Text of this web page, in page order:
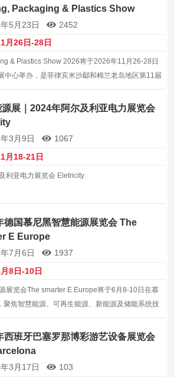
Packaging & Plastics Show
11届）
5月23日
2452
月26日-28日
& Plastics Show 2026将于2026年11月26-28日
中心举办，是菲律宾米沙鄢和棉兰老岛地区第11届
会。
展｜2024年阿尔及利亚电力展览会
3月9日
1067
月18-21日
利亚电力展览会 Eletricity
德国慕尼黑智慧能源展览会 The
E Europe
7月6日
1937
8日-10日
展览会The smarter E Europe将于6月8-10日在慕
聚焦智慧能源、可再生能源、新能源及储能系统技
11万名专业观众，是欧洲能源行业最具规模的年度
西班牙巴塞罗那博彩游艺设备展览会
3月17日
103